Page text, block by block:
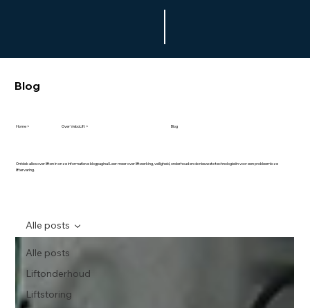
Blog
Home > Over VeboLift >
Ontdek alles over liften in onze informatieve blogpagina! Leer meer over liftwerking, veiligheid, onderhoud en de nieuwste technologieën voor een probleemloze
liftervaring.
Blog
Alle posts
Liftonderhoud
Liftstoring
Alle posts